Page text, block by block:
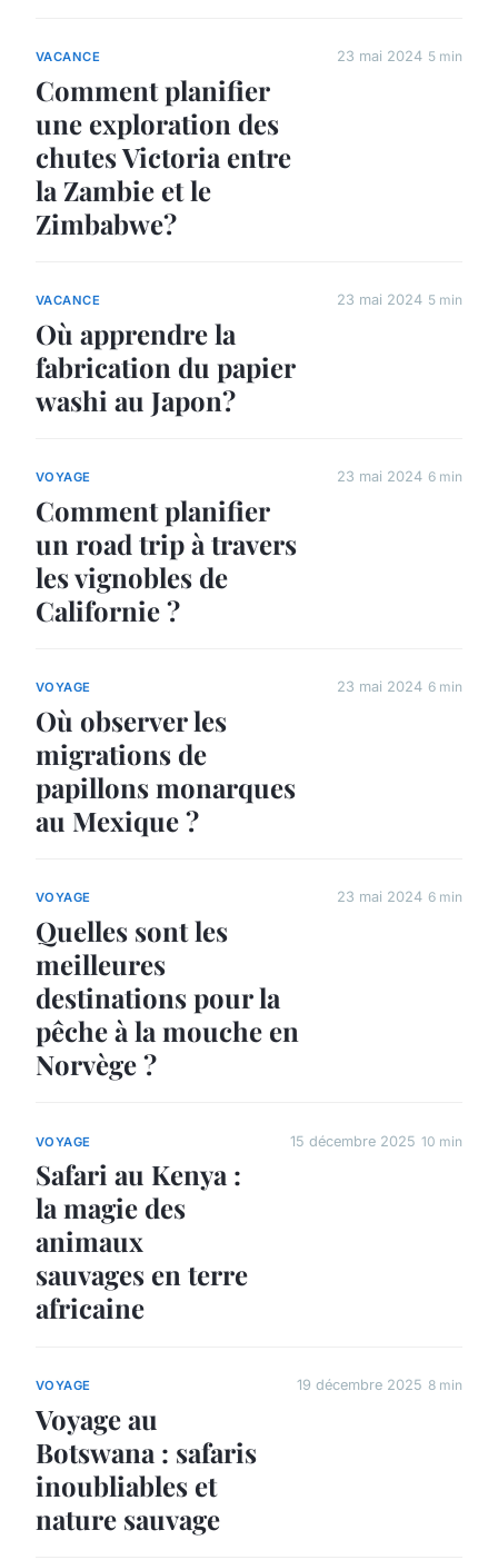
VACANCE
Comment planifier
une exploration des
chutes Victoria entre
la Zambie et le
Zimbabwe?
23 mai 2024 5 min
VACANCE
Où apprendre la
fabrication du papier
washi au Japon?
23 mai 2024 5 min
VOYAGE
Comment planifier
un road trip à travers
les vignobles de
Californie ?
23 mai 2024 6 min
VOYAGE
Où observer les
migrations de
papillons monarques
au Mexique ?
23 mai 2024 6 min
VOYAGE
Quelles sont les
meilleures
destinations pour la
pêche à la mouche en
Norvège ?
23 mai 2024 6 min
VOYAGE
Safari au Kenya :
la magie des
animaux
sauvages en terre
africaine
15 décembre 2025 10 min
VOYAGE
Voyage au
Botswana : safaris
inoubliables et
nature sauvage
19 décembre 2025 8 min